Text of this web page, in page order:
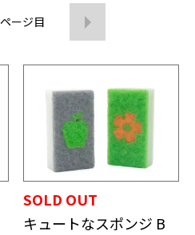
ページ目
SOLD OUT
キュートなスポンジ B